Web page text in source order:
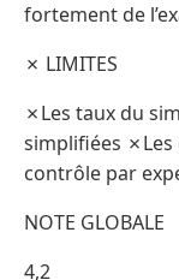
fortement de
✗ LIMITES
✗Les taux du
simplifiées ✗Les
contrôle par
NOTE GLOBALE
4,2